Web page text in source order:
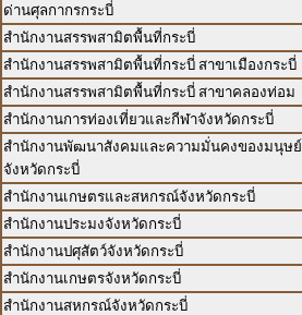
ด่านศุลกากรกระบี่
สำนักงานสรรพสามิตพื้นที่กระบี่
สำนักงานสรรพสามิตพื้นที่กระบี่ สาขาเมืองกระบี่
สำนักงานสรรพสามิตพื้นที่กระบี่ สาขาคลองท่อม
สำนักงานการท่องเที่ยวและกีฬาจังหวัดกระบี่
สำนักงานพัฒนาสังคมและความมั่นคงของมนุษย์
จังหวัดกระบี่
สำนักงานเกษตรและสหกรณ์จังหวัดกระบี่
สำนักงานประมงจังหวัดกระบี่
สำนักงานปศุสัตว์จังหวัดกระบี่
สำนักงานเกษตรจังหวัดกระบี่
สำนักงานสหกรณ์จังหวัดกระบี่